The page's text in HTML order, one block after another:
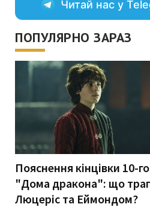
Читай нас у
ПОПУЛЯРНО ЗАРАЗ
Пояснення кінцівки 10-
"Дома дракона": що
Люцеріс та Еймондом?